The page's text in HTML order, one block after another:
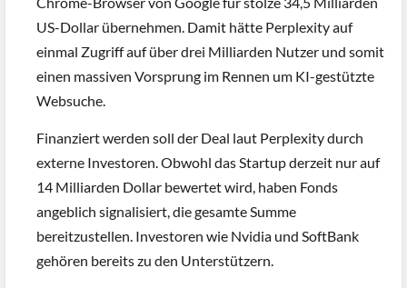
US-Dollar übernehmen. Damit hätte Perplexity auf
einmal Zugriff auf über drei Milliarden Nutzer und somit
einen massiven Vorsprung im Rennen um KI-gestützte
Websuche.
Finanziert werden soll der Deal laut Perplexity durch
externe Investoren. Obwohl das Startup derzeit nur auf
14 Milliarden Dollar bewertet wird, haben Fonds
angeblich signalisiert, die gesamte Summe
bereitzustellen. Investoren wie Nvidia und SoftBank
gehören bereits zu den Unterstützern.